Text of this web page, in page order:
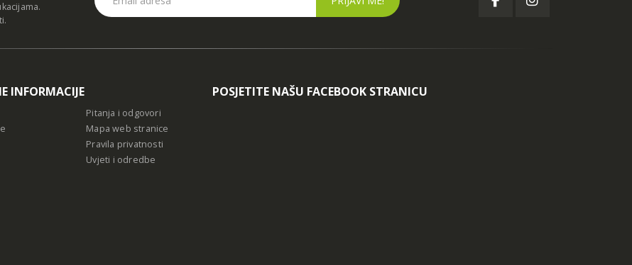
.
INFORMACIJE
Pitanja i odgovori
Mapa web stranice
Pravila privatnosti
Uvjeti i odredbe
POSJETITE NAŠU FACEBOOK STRANICU